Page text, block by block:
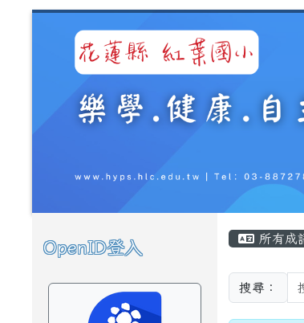
左邊區域內容
OpenID登入
主內容
所有成
搜尋：